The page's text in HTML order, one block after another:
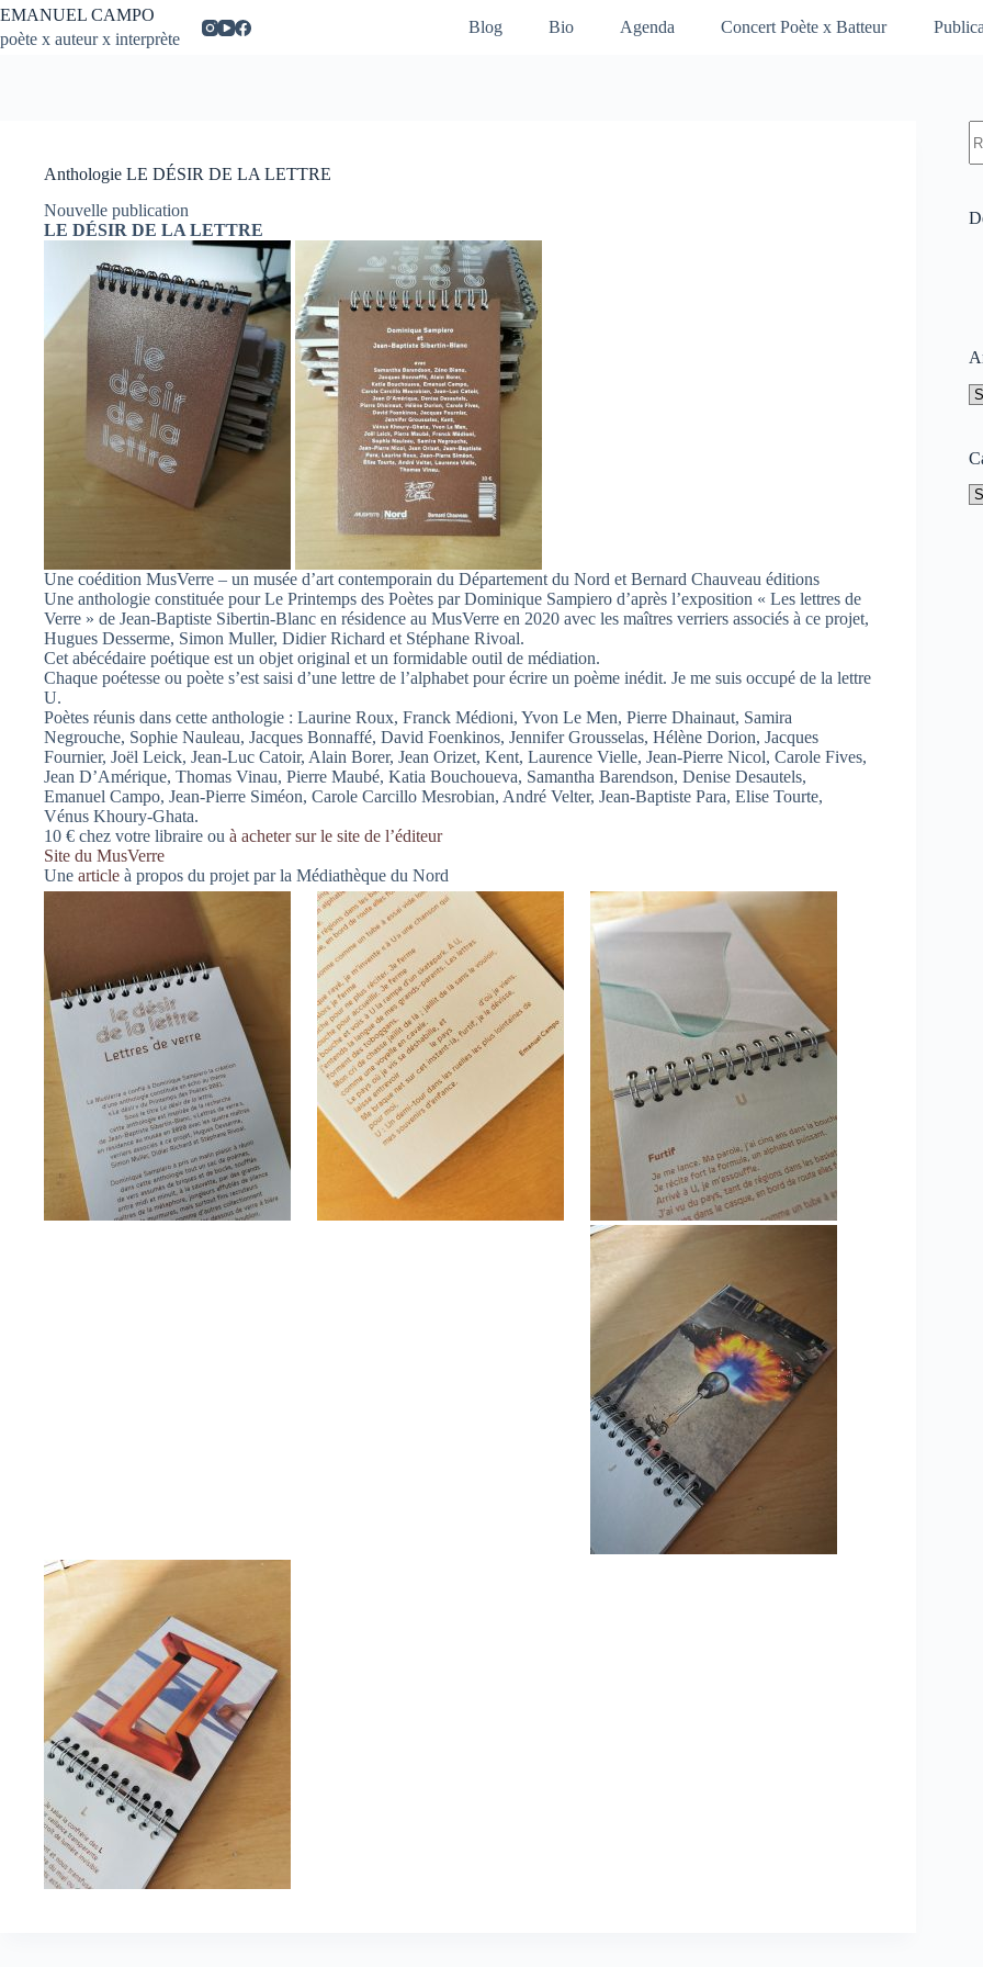
Passer
contenu
EMANUEL CAMPO
poète x auteur x interprète
Blog Bio Agenda Concert Poète x Batteur
Anthologie LE DÉSIR DE LA LETTRE
Nouvelle publication
LE DÉSIR DE LA LETTRE
Une coédition MusVerre – un musée d’art contemporain du Département du Nord et Bernard Chauveau éditions
Une anthologie constituée pour Le Printemps des Poètes par Dominique Sampiero d’après l’exposition « Les lettres de
Verre » de Jean-Baptiste Sibertin-Blanc en résidence au MusVerre en 2020 avec les maîtres verriers associés à ce projet,
Hugues Desserme, Simon Muller, Didier Richard et Stéphane Rivoal.
Cet abécédaire poétique est un objet original et un formidable outil de médiation.
Chaque poétesse ou poète s’est saisi d’une lettre de l’alphabet pour écrire un poème inédit. Je me suis occupé de la lettre
U.
Poètes réunis dans cette anthologie : Laurine Roux, Franck Médioni, Yvon Le Men, Pierre Dhainaut, Samira
Negrouche, Sophie Nauleau, Jacques Bonnaffé, David Foenkinos, Jennifer Grousselas, Hélène Dorion, Jacques
Fournier, Joël Leick, Jean-Luc Catoir, Alain Borer, Jean Orizet, Kent, Laurence Vielle, Jean-Pierre Nicol, Carole Fives,
Jean D’Amérique, Thomas Vinau, Pierre Maubé, Katia Bouchoueva, Samantha Barendson, Denise Desautels,
Emanuel Campo, Jean-Pierre Siméon, Carole Carcillo Mesrobian, André Velter, Jean-Baptiste Para, Elise Tourte,
Vénus Khoury-Ghata.
10 € chez votre libraire ou à acheter sur le site de l’éditeur
Site du MusVerre
Une article à propos du projet par la Médiathèque du Nord